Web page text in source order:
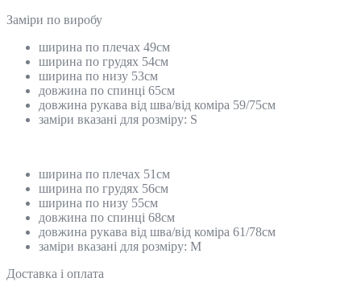
Замiри по виробу
ширина по плечах 49см
ширина по грудях 54см
ширина по низу 53см
довжина по спинці 65см
довжина рукава від шва/від коміра 59/75см
заміри вказані для розміру: S
ширина по плечах 51см
ширина по грудях 56см
ширина по низу 55см
довжина по спинці 68см
довжина рукава від шва/від коміра 61/78см
заміри вказані для розміру: М
Доставка і оплата